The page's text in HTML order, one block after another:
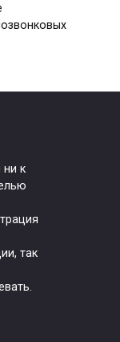
ни к
так